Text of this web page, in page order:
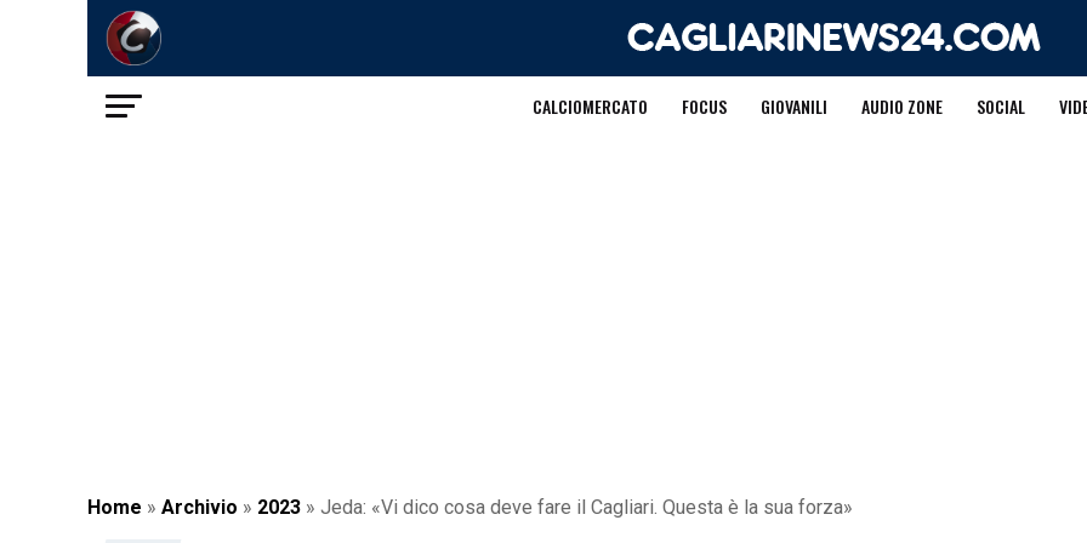
CALCIOMERCATO FOCUS GIOVANILI AUDIO ZONE SOCIAL
Home » Archivio » 2023 » Jeda: «Vi dico cosa deve fare il Cagliari. Questa è la sua forza»